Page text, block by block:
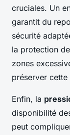
cruciales. Un
garantit du
sécurité
la protection
zones
préserver cette
Enfin, la
disponibilité
peut